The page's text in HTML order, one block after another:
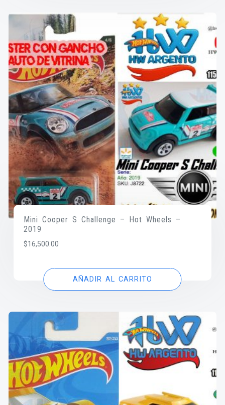
Mini Cooper S Challenge – Hot Wheels –
2019
$16,500.00
AÑADIR AL CARRITO